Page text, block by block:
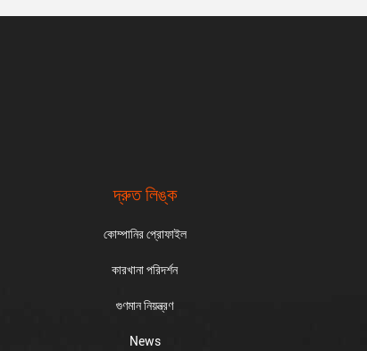
দ্রুত লিঙ্ক
কোম্পানির প্রোফাইল
কারখানা পরিদর্শন
গুণমান নিয়ন্ত্রণ
News